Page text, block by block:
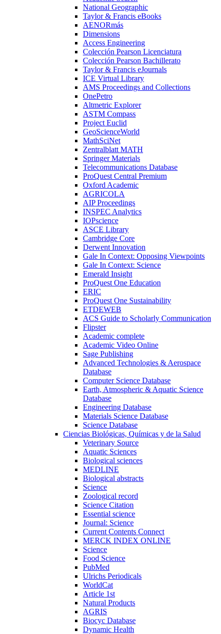
National Geographic
Taylor & Francis eBooks
AENORmás
Dimensions
Access Engineering
Colección Pearson Licenciatura
Colección Pearson Bachillerato
Taylor & Francis eJournals
ICE Virtual Library
AMS Proceedings and Collections
OnePetro
Altmetric Explorer
ASTM Compass
Project Euclid
GeoScienceWorld
MathSciNet
Zentralblatt MATH
Springer Materials
Telecommunications Database
ProQuest Central Premium
Oxford Academic
AGRICOLA
AIP Proceedings
INSPEC Analytics
IOPscience
ASCE Library
Cambridge Core
Derwent Innovation
Gale In Context: Opposing Viewpoints
Gale In Context: Science
Emerald Insight
ProQuest One Education
ERIC
ProQuest One Sustainability
ETDEWEB
ACS Guide to Scholarly Communication
Flipster
Academic complete
Academic Video Online
Sage Publishing
Advanced Technologies & Aerospace
Database
Computer Science Database
Earth, Atmospheric & Aquatic Science
Database
Engineering Database
Materials Science Database
Science Database
Ciencias Biológicas, Químicas y de la Salud
Veterinary Source
Aquatic Sciences
Biological sciences
MEDLINE
Biological abstracts
Science
Zoological record
Science Citation
Essential science
Journal: Science
Current Contents Connect
MERCK INDEX ONLINE
Science
Food Science
PubMed
Ulrichs Periodicals
WorldCat
Article 1st
Natural Products
AGRIS
Biocyc Database
Dynamic Health